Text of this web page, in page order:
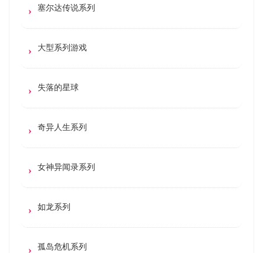
塞尔达传说系列
大型系列游戏
失落的星球
奇异人生系列
女神异闻录系列
如龙系列
孤岛危机系列